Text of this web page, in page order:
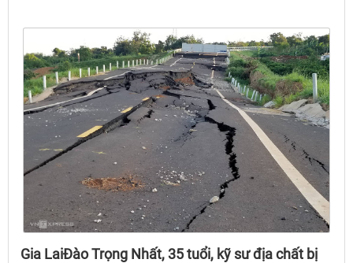
Gia LaiĐào Trọng Nhất, 35 tuổi, kỹ sư địa chất bị